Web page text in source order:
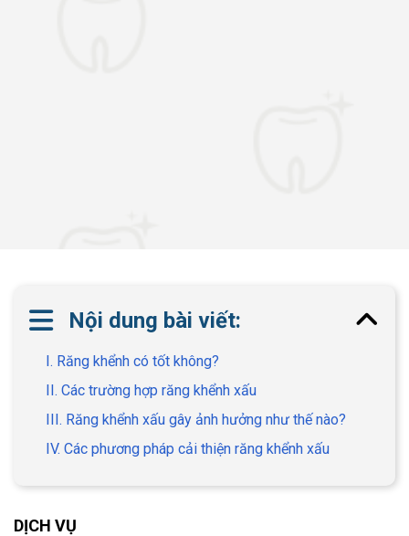
Nội dung bài viết:
I. Răng khểnh có tốt không?
II. Các trường hợp răng khểnh xấu
III. Răng khểnh xấu gây ảnh hưởng như thế nào?
IV. Các phương pháp cải thiện răng khểnh xấu
DỊCH VỤ